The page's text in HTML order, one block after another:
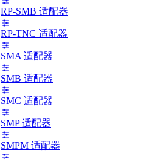
RP-SMB 适配器
RP-TNC 适配器
SMA 适配器
SMB 适配器
SMC 适配器
SMP 适配器
SMPM 适配器